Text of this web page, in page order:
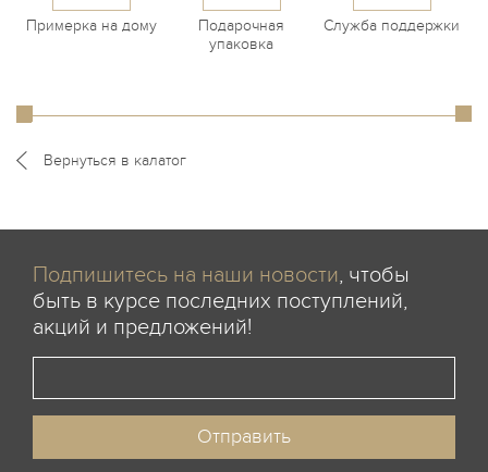
Примерка на дому
Подарочная
упаковка
Служба поддержки
Вернуться в калатог
Подпишитесь на наши новости, чтобы
быть в курсе последних поступлений,
акций и предложений!